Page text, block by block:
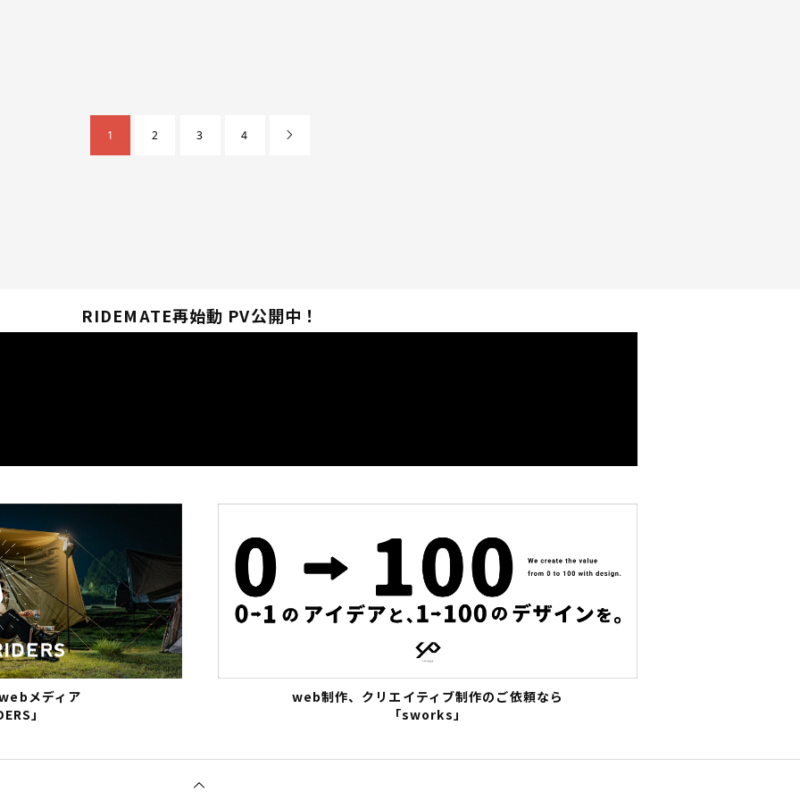
1 2 3 4 
RIDEMATE再始動 PV公開中！
メディア
」
web制作、クリエイティブ制作のご依頼なら
「sworks」